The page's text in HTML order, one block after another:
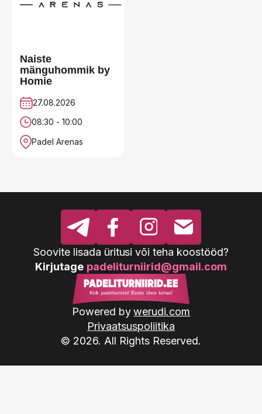
Naiste
mänguhommik by
Homie
27.08.2026
08:30 - 10:00
Padel Arenas
Soovite lisada üritusi või teha koostööd?
Kirjutage padeliturniirid@gmail.com
Powered bywerudi.com
Privaatsuspoliitika
© 2026. All Rights Reserved.